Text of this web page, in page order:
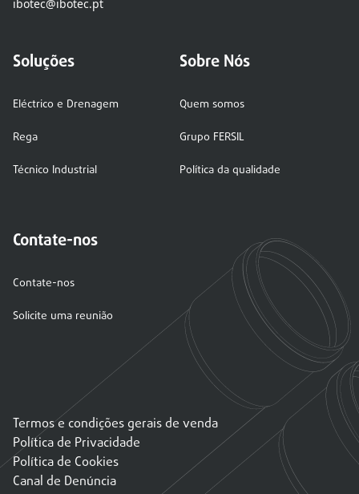
ibotec@ibotec.pt
Soluções
Eléctrico e Drenagem
Rega
Técnico Industrial
Sobre Nós
Quem somos
Grupo FERSIL
Política da qualidade
Contate-nos
Contate-nos
Solicite uma reunião
Termos e condições gerais de venda
Política de Privacidade
Política de Cookies
Canal de Denúncia